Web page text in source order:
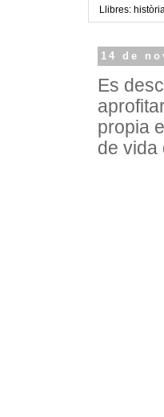
Llibres:
14 de
Es
propia
de vida